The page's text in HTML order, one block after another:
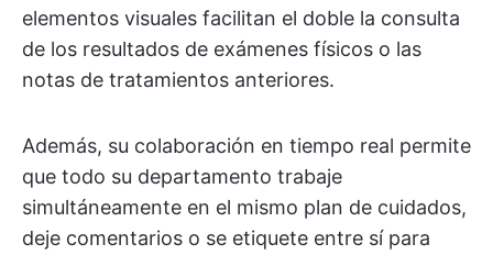
elementos visuales facilitan el doble la consulta
de los resultados de exámenes físicos o las
notas de tratamientos anteriores.
Además, su colaboración en tiempo real permite
que todo su departamento trabaje
simultáneamente en el mismo plan de cuidados,
deje comentarios o se etiquete entre sí para